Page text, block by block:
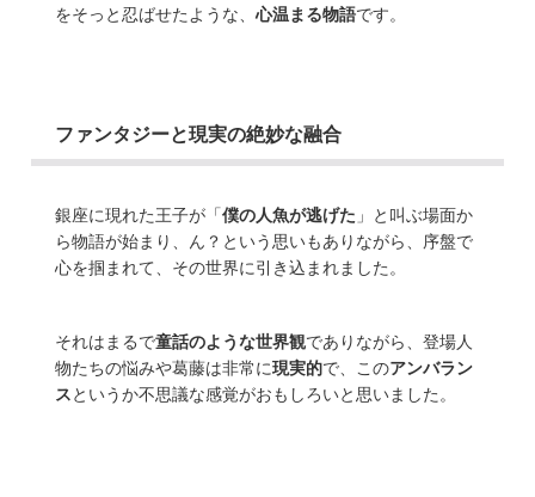
をそっと忍ばせたような、 心温まる物語です。
ファンタジーと現実の絶妙な融合
銀座に現れた王子が「僕の人魚が逃げた 」と叫ぶ場面か
ら物語が始まり、ん？という思いもありながら、序盤で
心を掴まれて、その世界に引き込まれました。
それはまるで童話のような世界観でありながら、登場人
物たちの悩みや葛藤は非常に現実的で、このアンバラン
スというか不思議な感覚がおもしろいと思いました。